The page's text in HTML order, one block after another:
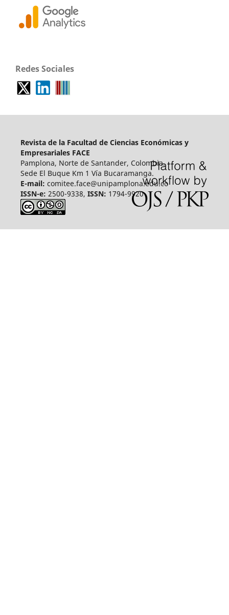
Redes Sociales
Revista de la Facultad de Ciencias Económicas y
Empresariales FACE
Pamplona, Norte de Santander, Colombia.
Sede El Buque Km 1 Vía Bucaramanga.
E-mail: comitee.face@unipamplona.edu.co
ISSN-e: 2500-9338, ISSN: 1794-9920